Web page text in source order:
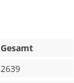
Gesamt
2639